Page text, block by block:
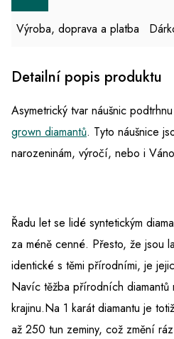
Výroba, doprava a platba
Detailní popis produktu
Asymetrický tvar náušnic
grown diamantů. Tyto náušnice
narozeninám, výročí, nebo i
Řadu let se lidé syntetickým
za méně cenné. Přesto, že jsou
identické s těmi přírodními, je
Navíc těžba přírodních diamantů
krajinu.Na 1 karát diamantu je
až 250 tun zeminy, což změní